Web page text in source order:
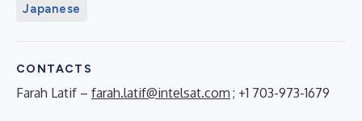
Japanese
CONTACTS
Farah Latif – farah.latif@intelsat.com ; +1 703-973-1679